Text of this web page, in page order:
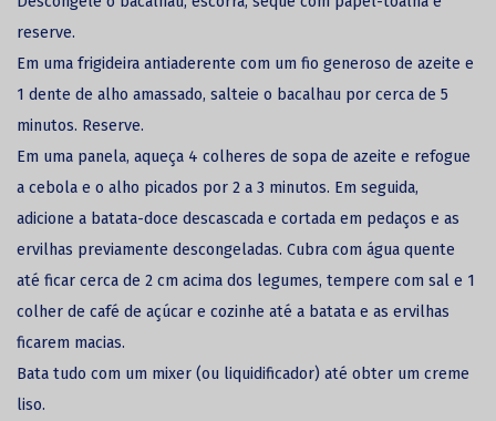
reserve.
Em uma frigideira antiaderente com um fio generoso de azeite e
1 dente de alho amassado, salteie o bacalhau por cerca de 5
minutos. Reserve.
Em uma panela, aqueça 4 colheres de sopa de azeite e refogue
a cebola e o alho picados por 2 a 3 minutos. Em seguida,
adicione a batata-doce descascada e cortada em pedaços e as
ervilhas previamente descongeladas. Cubra com água quente
até ficar cerca de 2 cm acima dos legumes, tempere com sal e 1
colher de café de açúcar e cozinhe até a batata e as ervilhas
ficarem macias.
Bata tudo com um mixer (ou liquidificador) até obter um creme
liso.